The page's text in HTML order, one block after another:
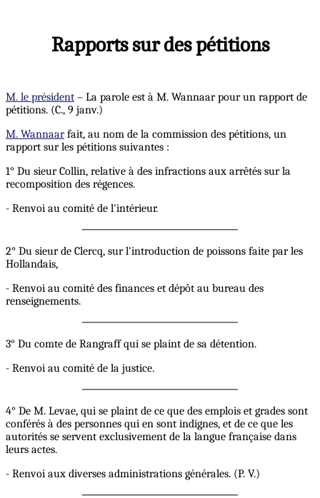
Rapports sur des pétitions
M. le président – La parole est à M. Wannaar pour un rapport de
pétitions. (C., 9 janv.)
M. Wannaarfait, au nom de la commission des pétitions, un
rapport sur les pétitions suivantes :
1° Du sieur Collin, relative à des infractions aux arrêtés sur la
recomposition des régences.
- Renvoi au comité de l'intérieur.
2° Du sieur de Clercq, sur l'introduction de poissons faite par les
Hollandais,
- Renvoi au comité des finances et dépôt au bureau des
renseignements.
3° Du comte de Rangraff qui se plaint de sa détention.
- Renvoi au comité de la justice.
4° De M. Levae, qui se plaint de ce que des emplois et grades sont
conférés à des personnes qui en sont indignes, et de ce que les
autorités se servent exclusivement de la langue française dans
leurs actes.
- Renvoi aux diverses administrations générales. (P. V.)